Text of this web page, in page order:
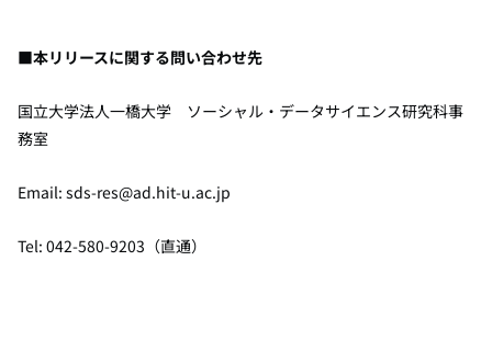
■本リリースに関する問い合わせ先
国立大学法人一橋大学 ソーシャル・データサイエンス研究科事
務室
Email: sds-res@ad.hit-u.ac.jp
Tel: 042-580-9203（直通）